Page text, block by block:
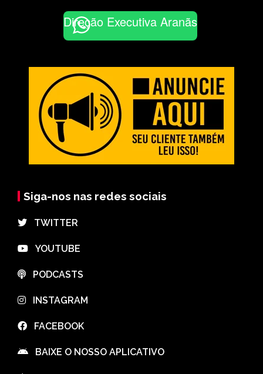
Direção Executiva Aranãs
Siga-nos nas redes sociais
⠀TWITTER
⠀YOUTUBE
⠀PODCASTS
⠀INSTAGRAM
⠀FACEBOOK
⠀BAIXE O NOSSO APLICATIVO